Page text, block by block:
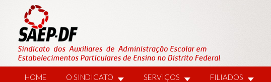
HOME O SINDICATO SERVIÇOS FILIADOS